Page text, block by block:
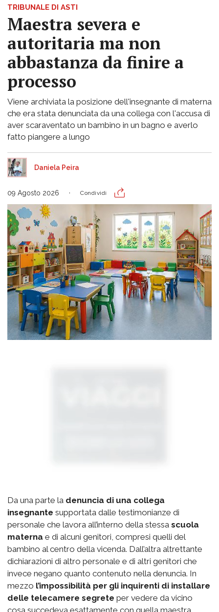
TRIBUNALE DI ASTI
Maestra severa e
autoritaria ma non
abbastanza da finire a
processo
Viene archiviata la posizione dell'insegnante di materna
che era stata denunciata da una collega con l'accusa di
aver scaraventato un bambino in un bagno e averlo
fatto piangere a lungo
Daniela Peira
09 Agosto 2026 Condividi
Da una parte la denuncia di una collega
insegnante supportata dalle testimonianze di
personale che lavora all’interno della stessa scuola
materna e di alcuni genitori, compresi quelli del
bambino al centro della vicenda. Dall’altra altrettante
dichiarazioni di altro personale e di altri genitori che
invece negano quanto contenuto nella denuncia. In
mezzo l’impossibilità per gli inquirenti di installare
delle telecamere segrete per vedere da vicino